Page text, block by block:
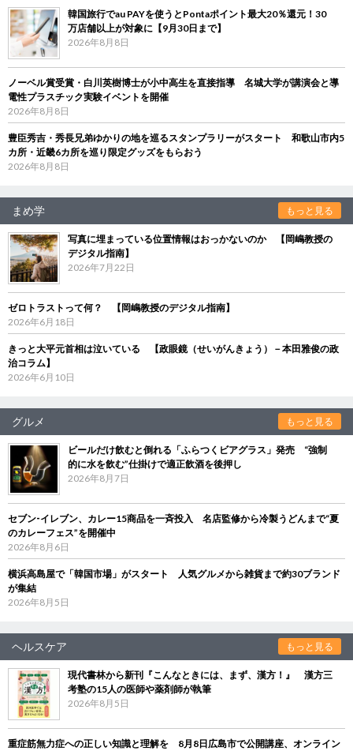
韓国旅行でau PAYを使うとPontaポイント最大20％還元！30
万店舗以上が対象に【9月30日まで】
2026年8月8日
ノーベル賞受賞・白川英樹博士が小中高生を直接指導 名城大学が講演会と導
電性プラスチック実験イベントを開催
2026年8月8日
豊臣秀吉・秀長兄弟ゆかりの地を巡るスタンプラリーがスタート 和歌山市内5
カ所・近畿6カ所を巡り限定グッズをもらおう
2026年8月8日
まめ学 もっと見る
写真に埋まっている位置情報はおっかないのか 【岡嶋教授の
デジタル指南】
2026年7月22日
ゼロトラストって何？ 【岡嶋教授のデジタル指南】
2026年6月18日
きっと大平元首相は泣いている 【政眼鏡（せいがんきょう）－本田雅俊の政
治コラム】
2026年6月10日
グルメ もっと見る
ビールだけ飲むと倒れる「ふらつくビアグラス」発売 “強制
的に水を飲む”仕掛けで適正飲酒を後押し
2026年8月7日
セブン‐イレブン、カレー15商品を一斉投入 名店監修から冷製うどんまで“夏
のカレーフェス”を開催中
2026年8月6日
横浜高島屋で「韓国市場」がスタート 人気グルメから雑貨まで約30ブランド
が集結
2026年8月5日
ヘルスケア もっと見る
現代書林から新刊『こんなときには、まず、漢方！』 漢方三
考塾の15人の医師や薬剤師が執筆
2026年8月5日
重症筋無力症への正しい知識と理解を 8月8日広島市で公開講座、オンライン